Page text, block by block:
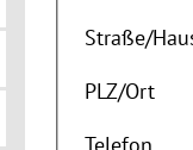
Straße/
PLZ/Ort